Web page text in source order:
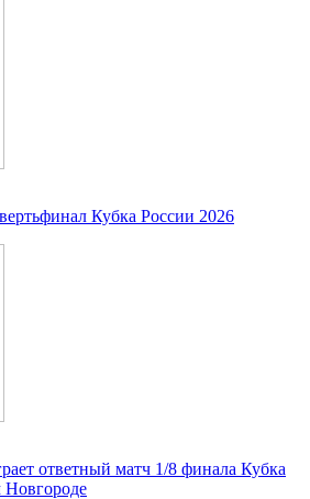
Кубка России 2026
ответный матч 1/8 финала Кубка